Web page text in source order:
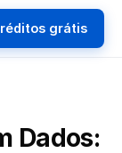
grátis
Dados: